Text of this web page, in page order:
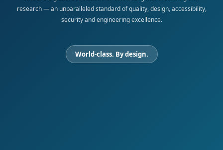
research — an unparalleled standard of quality, design, accessibility,
security and engineering excellence.
World-class. By design.